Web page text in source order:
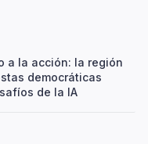
a la acción: la región
democráticas
de la IA